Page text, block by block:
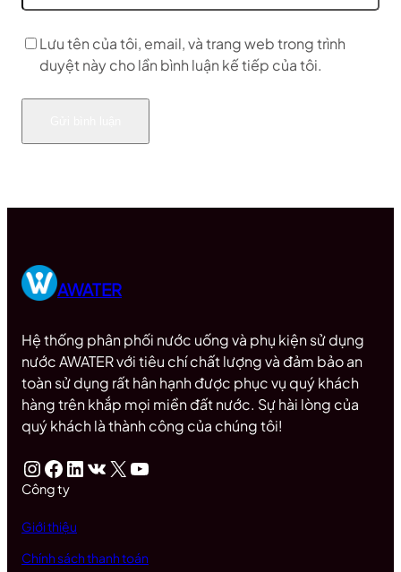
Lưu tên của tôi, email, và trang web trong trình
duyệt này cho lần bình luận kế tiếp của tôi.
AWATER
Hệ thống phân phối nước uống và phụ kiện sử dụng
nước AWATER với tiêu chí chất lượng và đảm bảo an
toàn sử dụng rất hân hạnh được phục vụ quý khách
hàng trên khắp mọi miền đất nước. Sự hài lòng của
quý khách là thành công của chúng tôi!
InstagramFacebook LinkedIn VK X Youtube
Công ty
Giới thiệu
Chính sách thanh toán